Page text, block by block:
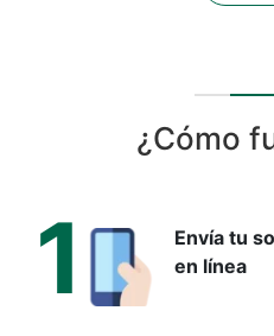
actúa, más posibilidades hay
revertirla parcialmente.
¿Cómo
1
Envía tu
en línea